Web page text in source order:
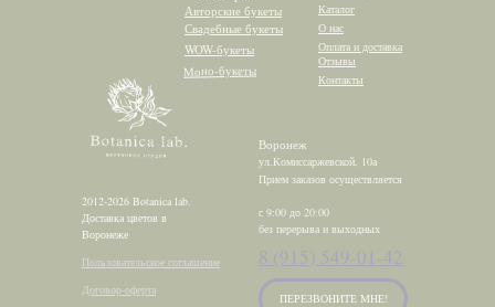
2012-2026 Botanica lab.
Доставка цветов в
Воронеже
Договор-оферта
Пользовательское соглашение
ПЕРЕЗВОНИТЕ МНЕ!
Контакты
Отзывы
Оплата и доставка
О нас
Каталог
Моно-букеты
WOW-букеты
Свадебные букеты
Авторские букеты
Прием заказов осуществляется
с 9:00 до 20:00
без перерыва и выходных
ул.Комиссаржевской, 10а
Воронеж